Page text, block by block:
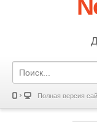
Полная версия